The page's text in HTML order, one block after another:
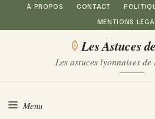
Aller
au
À PROPOS CONTACT
MENTIONS
Les Astuces
Les astuces lyonnaises
Menu